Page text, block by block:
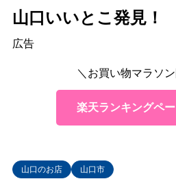
山口いいとこ発見！
広告
＼お買い物マラソ
楽天ランキングペ
山口のお店 山口市
ドミノ・ピザ山口湯田温泉店
ドミノ・ピザとは？どんなメ
4 まとめ